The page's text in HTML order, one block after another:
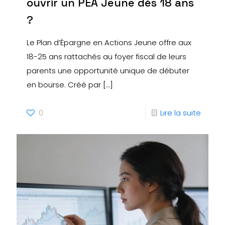
?
Le Plan d’Épargne en Actions Jeune offre aux
18-25 ans rattachés au foyer fiscal de leurs
parents une opportunité unique de débuter
en bourse. Créé par […]
0 Lire la suite